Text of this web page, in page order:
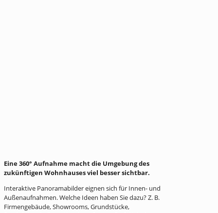
Eine 360° Aufnahme macht die Umgebung des
zukünftigen Wohnhauses viel besser sichtbar.
Interaktive Panoramabilder eignen sich für Innen- und
Außenaufnahmen. Welche Ideen haben Sie dazu? Z. B.
Firmengebäude, Showrooms, Grundstücke,